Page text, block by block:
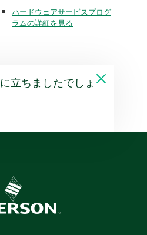
ハードウェアサービスプログ
ラムの詳細を見る
立ちましたでしょ